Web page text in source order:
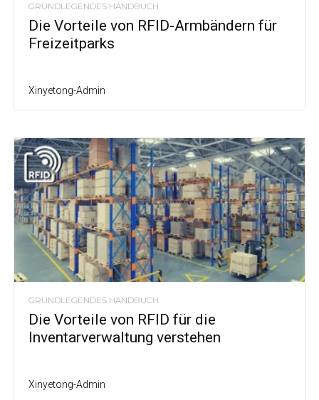
GRUNDLEGENDES HANDBUCH
Die Vorteile von RFID-Armbändern für
Freizeitparks
Xinyetong-Admin
GRUNDLEGENDES HANDBUCH
Die Vorteile von RFID für die
Inventarverwaltung verstehen
Xinyetong-Admin